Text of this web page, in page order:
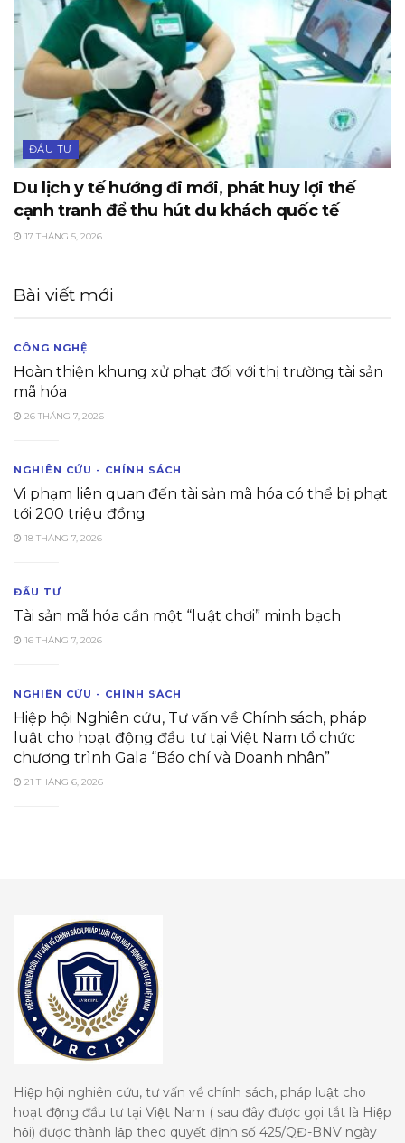
ĐẦU TƯ
Du lịch y tế hướng đi mới, phát huy lợi thế
cạnh tranh để thu hút du khách quốc tế
17 THÁNG 5, 2026
Bài viết mới
CÔNG NGHỆ
Hoàn thiện khung xử phạt đối với thị trường tài sản
mã hóa
26 THÁNG 7, 2026
NGHIÊN CỨU - CHÍNH SÁCH
Vi phạm liên quan đến tài sản mã hóa có thể bị phạt
tới 200 triệu đồng
18 THÁNG 7, 2026
ĐẦU TƯ
Tài sản mã hóa cần một “luật chơi” minh bạch
16 THÁNG 7, 2026
NGHIÊN CỨU - CHÍNH SÁCH
Hiệp hội Nghiên cứu, Tư vấn về Chính sách, pháp
luật cho hoạt động đầu tư tại Việt Nam tổ chức
chương trình Gala “Báo chí và Doanh nhân”
21 THÁNG 6, 2026
Hiệp hội nghiên cứu, tư vấn về chính sách, pháp luật cho
hoạt động đầu tư tại Việt Nam ( sau đây được gọi tắt là Hiệp
hội) được thành lập theo quyết định số 425/QĐ-BNV ngày